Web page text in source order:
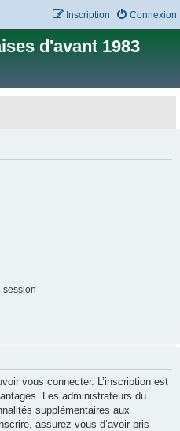
Connexion
Inscription
d'avant 1983
session
vous connecter. L’inscription est
Les administrateurs du
supplémentaires aux
assurez-vous d’avoir pris